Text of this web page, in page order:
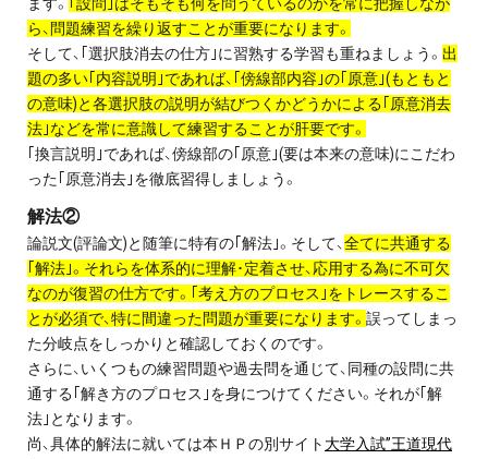
ら、問題練習を繰り返すことが重要になります。
そして、｢選択肢消去の仕方｣に習熟する学習も重ねましょう。 出
題の多い｢内容説明｣であれば、｢傍線部内容｣の｢原意｣(もともと
の意味)と各選択肢の説明が結びつくかどうかによる｢原意消去
法｣などを常に意識して練習することが肝要です。
｢換言説明｣であれば、傍線部の｢原意｣(要は本来の意味)にこだわ
った｢原意消去｣を徹底習得しましょう。
解法②
論説文(評論文)と随筆に特有の｢解法｣。そして、全てに共通する
｢解法｣。それらを体系的に理解･定着させ、応用する為に不可欠
なのが復習の仕方です。｢考え方のプロセス｣をトレースするこ
とが必須で、特に間違った問題が重要になります。 誤ってしまっ
た分岐点をしっかりと確認しておくのです。
さらに、いくつもの練習問題や過去問を通じて、同種の設問に共
通する｢解き方のプロセス｣を身につけてください。それが｢解
法｣となります。
尚、具体的解法に就いては本ＨＰの別サイト 大学入試”王道現代